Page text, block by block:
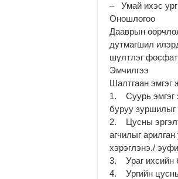
– Умай ихэс
Оношлогоо
Дааврын
дутмагшил
шүлтлэг
Эмчилгээ
Шалтгаан эмгэг
1. Суурь эмгэг
буруу зуршилыг
2. Цусны
агчилыг
хэрэглэнэ./
3. Ураг ихсийн
4. Ургийн